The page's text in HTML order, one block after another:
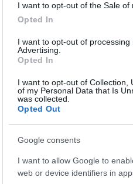
I want to opt-out of the Sale of
Opted In
I want to opt-out of
Advertising.
Opted In
I want to opt-out of Collection,
of my Personal Data that Is
was collected.
Opted Out
Google consents
I want to allow Google to
web or device identifiers in